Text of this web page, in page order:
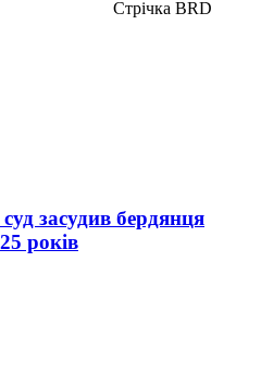
Стрічка BRD
засудив бердянця
років